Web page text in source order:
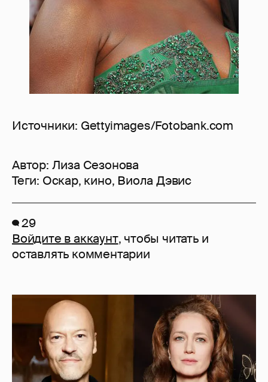
Источники: Gettyimages/Fotobank.com
Автор: Лиза Сезонова
Теги: Оскар, кино, Виола Дэвис
29
Войдите в аккаунт, чтобы читать и
оставлять комментарии